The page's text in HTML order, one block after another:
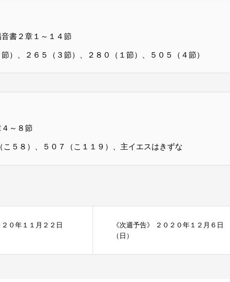
書２章１～１４節
）、２６５（３節）、２８０（１節）、５０５（４節）
～８節
こ５８）、５０７（こ１１９）、主イエスはきずな
２０年１１月２２日
《次週予告》 ２０２０年１２月６日
（日）